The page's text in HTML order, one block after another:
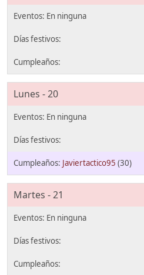
Lunes - 20
Javiertactico95 (30)
Martes - 21